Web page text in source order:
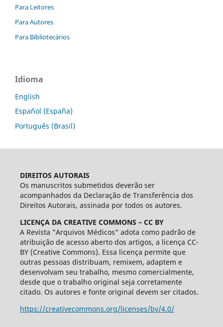
Para Leitores
Para Autores
Para Bibliotecários
Idioma
English
Español (España)
Português (Brasil)
DIREITOS AUTORAIS
Os manuscritos submetidos deverão ser
acompanhados da Declaração de Transferência dos
Direitos Autorais, assinada por todos os autores.
LICENÇA DA CREATIVE COMMONS – CC BY
A Revista "Arquivos Médicos" adota como padrão de
atribuição de acesso aberto dos artigos, a licença CC-
BY (Creative Commons). Essa licença permite que
outras pessoas distribuam, remixem, adaptem e
desenvolvam seu trabalho, mesmo comercialmente,
desde que o trabalho original seja corretamente
citado. Os autores e fonte original devem ser citados.
https://creativecommons.org/licenses/by/4.0/